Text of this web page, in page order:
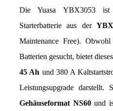
Die Yuasa YBX3053
Starterbatterie aus der
Maintenance Free).
45 Ah und 380 A
Leistungsupgrade
Gehäuseformat NS60 und